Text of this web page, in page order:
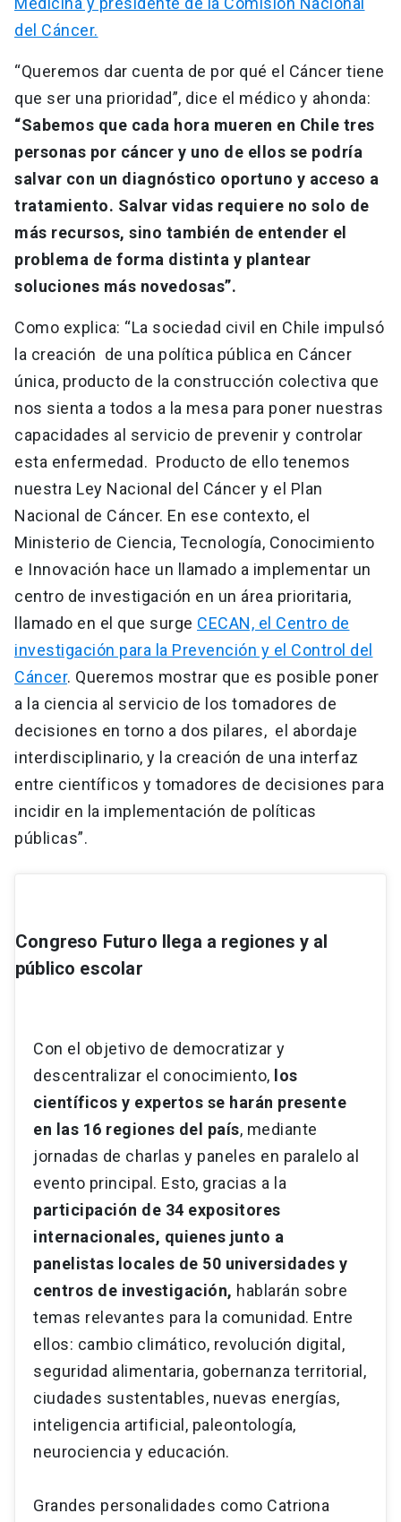
del Cáncer.
“Queremos dar cuenta de por qué el Cáncer tiene
que ser una prioridad”, dice el médico y ahonda:
“Sabemos que cada hora mueren en Chile tres
personas por cáncer y uno de ellos se podría
salvar con un diagnóstico oportuno y acceso a
tratamiento. Salvar vidas requiere no solo de
más recursos, sino también de entender el
problema de forma distinta y plantear
soluciones más novedosas”.
Como explica: “La sociedad civil en Chile impulsó
la creación de una política pública en Cáncer
única, producto de la construcción colectiva que
nos sienta a todos a la mesa para poner nuestras
capacidades al servicio de prevenir y controlar
esta enfermedad. Producto de ello tenemos
nuestra Ley Nacional del Cáncer y el Plan
Nacional de Cáncer. En ese contexto, el
Ministerio de Ciencia, Tecnología, Conocimiento
e Innovación hace un llamado a implementar un
centro de investigación en un área prioritaria,
llamado en el que surge CECAN, el Centro de
investigación para la Prevención y el Control del
Cáncer. Queremos mostrar que es posible poner
a la ciencia al servicio de los tomadores de
decisiones en torno a dos pilares, el abordaje
interdisciplinario, y la creación de una interfaz
entre científicos y tomadores de decisiones para
incidir en la implementación de políticas
públicas”.
Congreso Futuro llega a regiones y al
público escolar
Con el objetivo de democratizar y
descentralizar el conocimiento, los
científicos y expertos se harán presente
en las 16 regiones del país, mediante
jornadas de charlas y paneles en paralelo al
evento principal. Esto, gracias a la
participación de 34 expositores
internacionales, quienes junto a
panelistas locales de 50 universidades y
centros de investigación, hablarán sobre
temas relevantes para la comunidad. Entre
ellos: cambio climático, revolución digital,
seguridad alimentaria, gobernanza territorial,
ciudades sustentables, nuevas energías,
inteligencia artificial, paleontología,
neurociencia y educación.
Grandes personalidades como Catriona